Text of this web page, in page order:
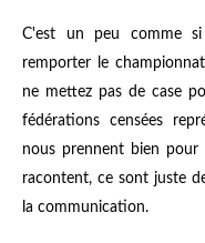
C'est un peu comme
remporter le
ne mettez pas de case
fédérations censées
nous prennent bien pour
racontent, ce sont juste
la communication.